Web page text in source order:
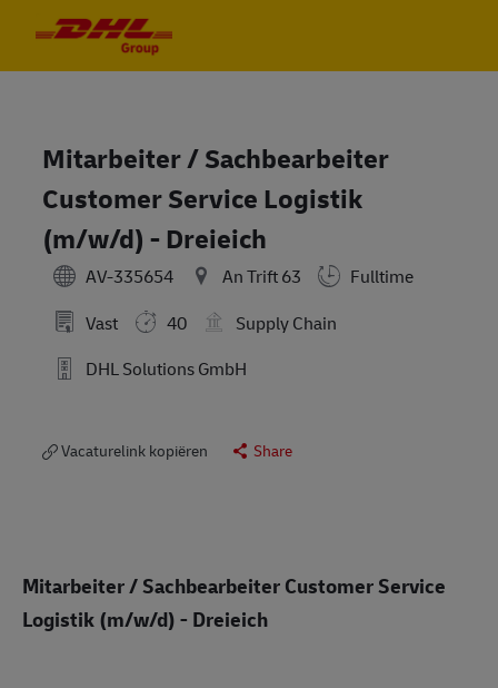
Mitarbeiter / Sachbearbeiter
Customer Service Logistik
(m/w/d) - Dreieich
AV-335654 An Trift 63
Fulltime
Vast
40
Supply Chain
DHL Solutions GmbH
Vacaturelink kopiëren Share
Mitarbeiter / Sachbearbeiter Customer Service
Logistik (m/w/d) - Dreieich